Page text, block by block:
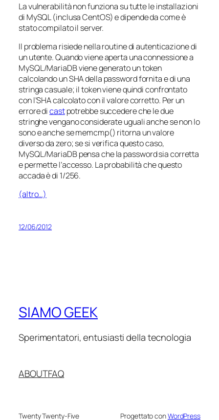
La vulnerabilità non funziona su tutte le installazioni
di MySQL (inclusa CentOS) e dipende da come è
stato compilato il server.
Il problema risiede nella routine di autenticazione di
un utente. Quando viene aperta una connessione a
MySQL/MariaDB viene generato un token
calcolando un SHA della password fornita e di una
stringa casuale; il token viene quindi confrontato
con l’SHA calcolato con il valore corretto. Per un
errore dicastpotrebbe succedere che le due
stringhe vengano considerate uguali anche se non lo
sono e anche se memcmp() ritorna un valore
diverso da zero; se si verifica questo caso,
MySQL/MariaDB pensa che la password sia corretta
e permette l’accesso. La probabilità che questo
accada è di 1/256.
(altro…)
12/06/2012
SIAMO GEEK
Sperimentatori, entusiasti della tecnologia
ABOUTFAQ
Twenty Twenty-Five Progettato conWordPress